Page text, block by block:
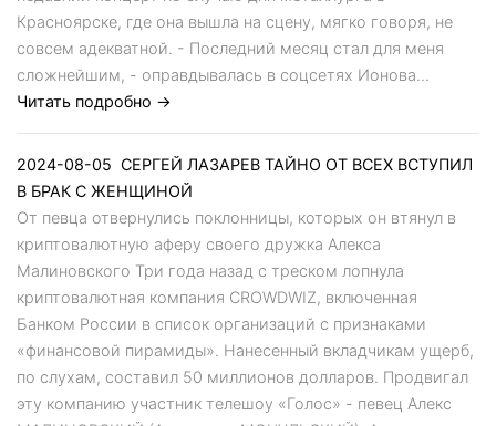
Красноярске, где она вышла на сцену, мягко говоря, не
совсем адекватной. - Последний месяц стал для меня
сложнейшим, - оправдывалась в соцсетях Ионова...
Читать подробно →
2024-08-05 СЕРГЕЙ ЛАЗАРЕВ ТАЙНО ОТ ВСЕХ ВСТУПИЛ
В БРАК С ЖЕНЩИНОЙ
От певца отвернулись поклонницы, которых он втянул в
криптовалютную аферу своего дружка Алекса
Малиновского Три года назад с треском лопнула
криптовалютная компания CROWDWIZ, включенная
Банком России в список организаций с признаками
«финансовой пирамиды». Нанесенный вкладчикам ущерб,
по слухам, составил 50 миллионов долларов. Продвигал
эту компанию участник телешоу «Голос» - певец Алекс